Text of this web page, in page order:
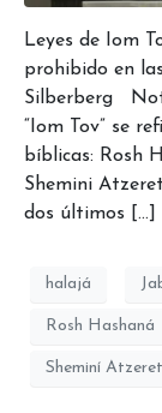
Leyes de Iom
prohibido en
Silberberg
“Iom Tov” se
bíblicas: Rosh
Shemini
dos últimos […]
halajá
Rosh Hashaná
Sheminí Atzeret